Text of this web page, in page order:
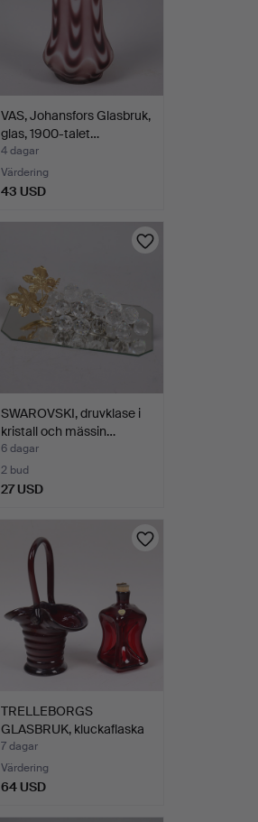
VAS, Johansfors Glasbruk,
glas, 1900-talet…
4 dagar
Värdering
43 USD
SWAROVSKI, druvklase i
kristall och mässin…
6 dagar
2 bud
27 USD
TRELLEBORGS
GLASBRUK, kluckaflaska
samt ko…
7 dagar
Värdering
64 USD